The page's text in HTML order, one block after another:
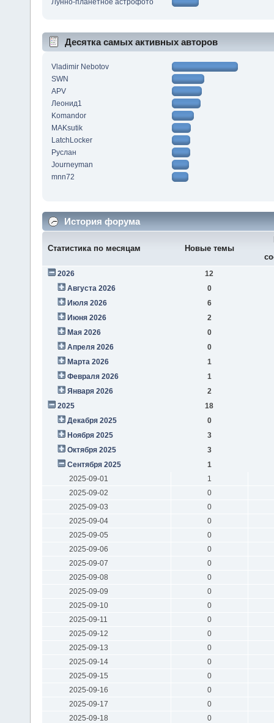
Лунно-планетное астрофото
Десятка самых активных авторов
Vladimir Nebotov
SWN
APV
Леонид1
Komandor
MAKsutik
LatchLocker
Руслан
Journeyman
mnn72
История форума
Статистика по месяцам Новые темы
2026
12
Августа 2026
0
Июля 2026
6
Июня 2026
2
Мая 2026
0
Апреля 2026
0
Марта 2026
1
Февраля 2026
1
Января 2026
2
2025
18
Декабря 2025
0
Ноября 2025
3
Октября 2025
3
Сентября 2025
1
2025-09-01
1
2025-09-02
0
2025-09-03
0
2025-09-04
0
2025-09-05
0
2025-09-06
0
2025-09-07
0
2025-09-08
0
2025-09-09
0
2025-09-10
0
2025-09-11
0
2025-09-12
0
2025-09-13
0
2025-09-14
0
2025-09-15
0
2025-09-16
0
2025-09-17
0
2025-09-18
0